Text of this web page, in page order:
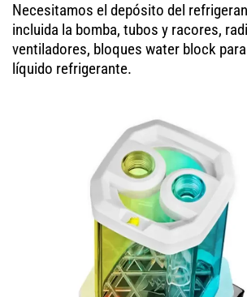
Necesitamos el depósito del
incluida la bomba, tubos y racores,
ventiladores, bloques water block para
líquido refrigerante.